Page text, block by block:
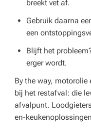
breekt vet af.
Gebruik daarna
een
Blijft het
erger wordt.
By the way,
bij het restafval: die
afvalpunt.
en-